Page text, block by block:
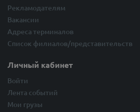
Рекламодателям
Вакансии
Адреса терминалов
Список филиалов/представительств
Личный кабинет
Войти
Лента событий
Мои грузы